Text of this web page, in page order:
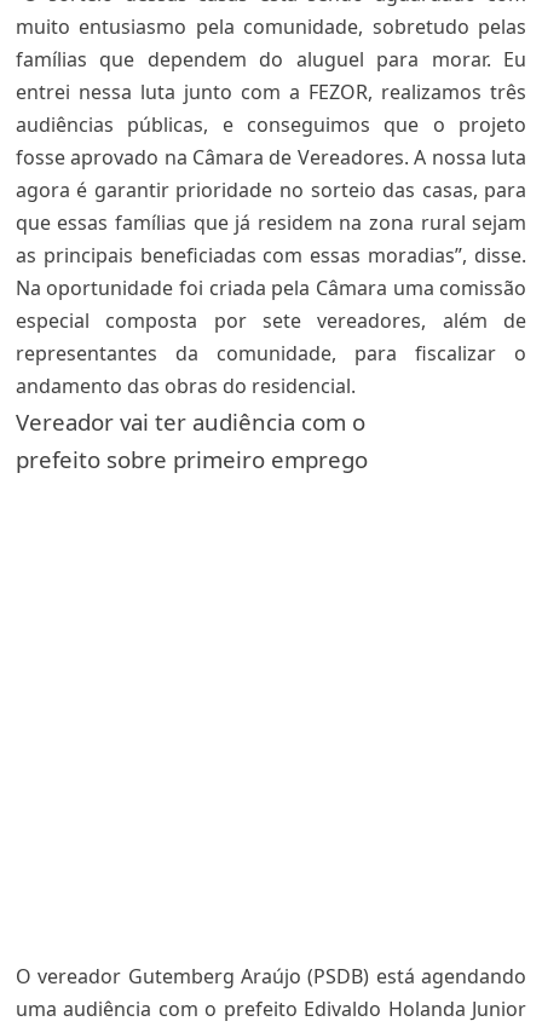
muito entusiasmo pela comunidade, sobretudo pelas
famílias que dependem do aluguel para morar. Eu
entrei nessa luta junto com a FEZOR, realizamos três
audiências públicas, e conseguimos que o projeto
fosse aprovado na Câmara de Vereadores. A nossa luta
agora é garantir prioridade no sorteio das casas, para
que essas famílias que já residem na zona rural sejam
as principais beneficiadas com essas moradias”, disse.
Na oportunidade foi criada pela Câmara uma comissão
especial composta por sete vereadores, além de
representantes da comunidade, para fiscalizar o
andamento das obras do residencial.
Vereador vai ter audiência com o
prefeito sobre primeiro emprego
O vereador Gutemberg Araújo (PSDB) está agendando
uma audiência com o prefeito Edivaldo Holanda Junior